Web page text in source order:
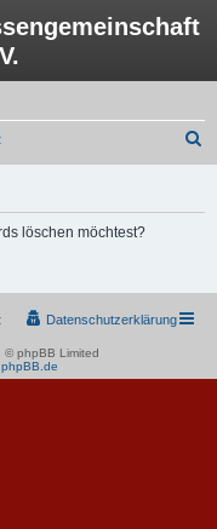
u
löschen möchtest?
Datenschutzerklärung
© phpBB Limited
phpBB.de